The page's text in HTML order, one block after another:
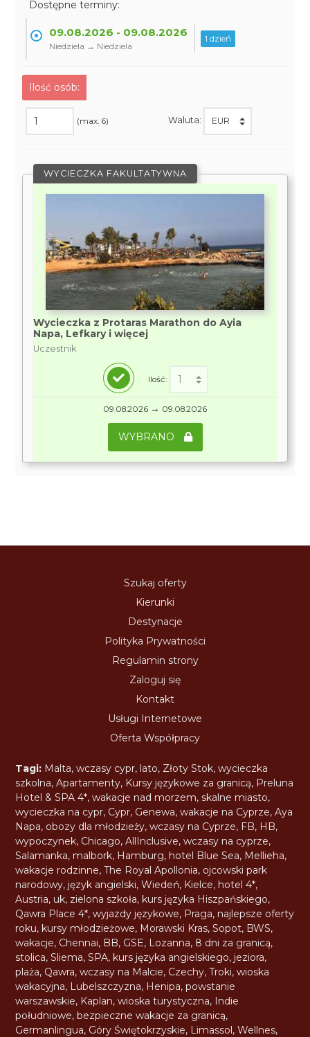
Dostępne terminy:
09.08.2026 - 09.08.2026
Niedziela → Niedziela
1 dzień
Ilość osób:
(max. 6) Waluta:
WYCIECZKA FAKULTATYWNA
Wycieczka z Protaras Marathon do Ayia
Napa, Lefkary i więcej
Uczestnik
Ilość:
09.08.2026 → 09.08.2026
WYBRANO
Szukaj oferty
Kierunki
Destynacje
Polityka Prywatności
Regulamin strony
Zaloguj się
Kontakt
Usługi Internetowe
Oferta Współpracy
Tagi: Malta,wczasy cypr, lato, Złoty Stok,wycieczka
szkolna,Apartamenty, Kursy językowe za granicą, Preluna
Hotel & SPA 4*,wakacje nad morzem,skalne miasto,
wycieczka na cypr, Cypr, Genewa,wakacje na Cyprze,Aya
Napa, obozy dla młodzieży,wczasy na Cyprze, FB, HB,
wypoczynek, Chicago,AllInclusive,wczasy na cyprze,
Salamanka, malbork, Hamburg, hotel Blue Sea, Mellieha,
wakacje rodzinne,The Royal Apollonia, ojcowski park
narodowy, język angielski,Wiedeń, Kielce, hotel 4*,
Austria, uk, zielona szkoła, kurs języka Hiszpańskiego,
Qawra Place 4*,wyjazdy językowe, Praga, najlepsze oferty
roku, kursy młodzieżowe, Morawski Kras,Sopot, BWS,
wakacje, Chennai, BB, GSE, Lozanna, 8 dni za granicą,
stolica,Sliema,SPA, kurs języka angielskiego, jeziora,
plaża, Qawra,wczasy na Malcie, Czechy,Troki,wioska
wakacyjna, Lubelszczyzna, Henipa,powstanie
warszawskie, Kaplan,wioska turystyczna, Indie
południowe,bezpieczne wakacje za granicą,
Germanlingua, Góry Świętokrzyskie, Limassol,Wellnes,